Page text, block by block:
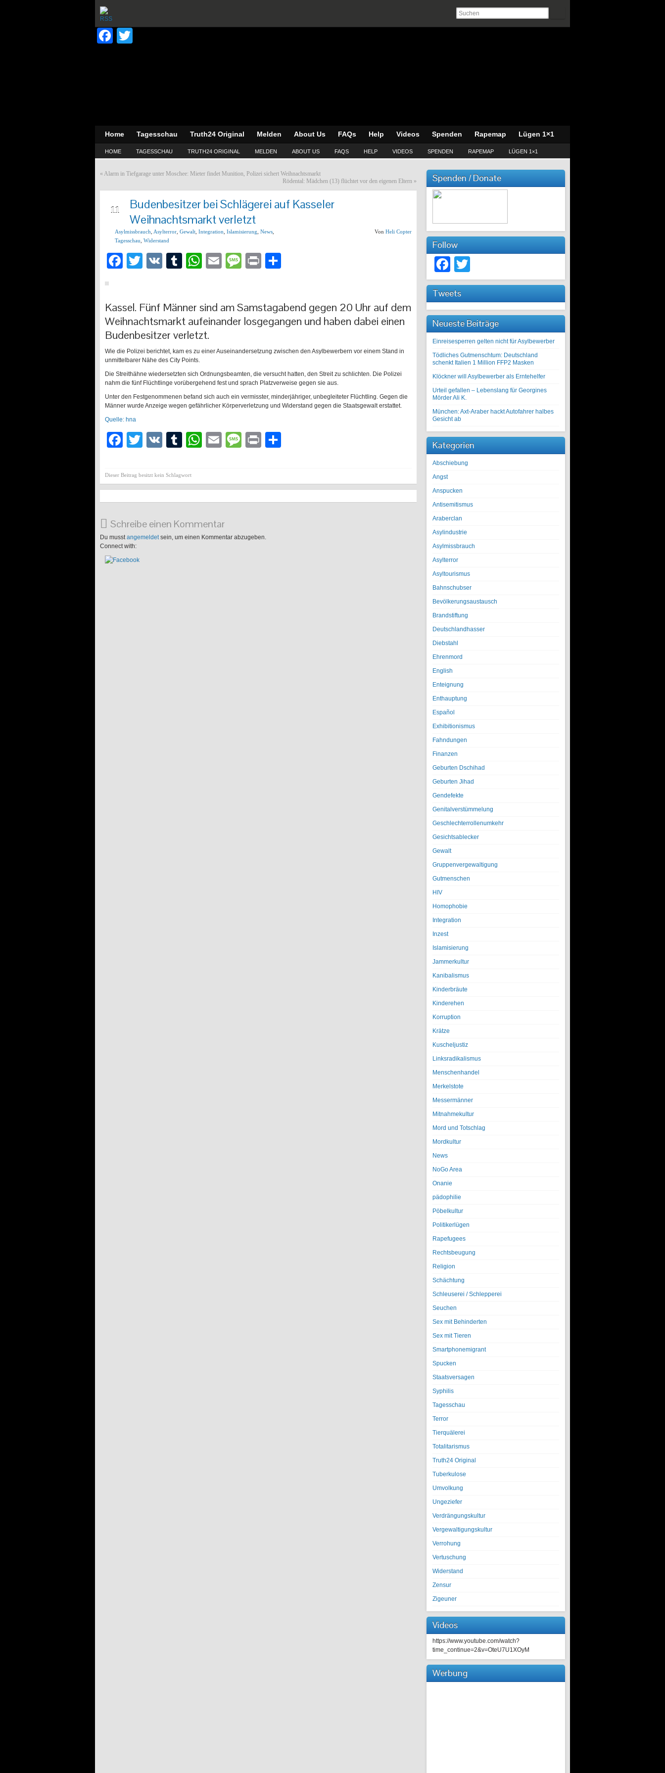
Facebook
Home Tagesschau Truth24 Original Melden About Us FAQs Help Videos Spenden Rapemap Lügen 1×1
HOME TAGESSCHAU TRUTH24 ORIGINAL MELDEN ABOUT US FAQS HELP VIDEOS SPENDEN RAPEMAP LÜGEN 1×1
« Alarm in Tiefgarage unter Moschee: Mieter findet Munition, Polizei sichert Weihnachtsmarkt
Rödental: Mädchen (13) flüchtet vor den eigenen Eltern »
11
Budenbesitzer bei Schlägerei auf Kasseler
Weihnachtsmarkt verletzt
Asylmissbrauch Asylterror Gewalt Integration Islamisierung News
Tagesschau Widerstand
Von Heli Copter
Facebook
Twitter
VK Tumblr
WhatsApp
EmailMessage
Print
Kassel. Fünf Männer sind am Samstagabend gegen 20 Uhr auf dem
Weihnachtsmarkt aufeinander losgegangen und haben dabei einen
Budenbesitzer verletzt.
Wie die Polizei berichtet, kam es zu einer Auseinandersetzung zwischen den Asylbewerbern vor einem Stand in
unmittelbarer Nähe des City Points.
Die Streithähne wiedersetzten sich Ordnungsbeamten, die versucht hatten, den Streit zu schlichten. Die Polizei
nahm die fünf Flüchtlinge vorübergehend fest und sprach Platzverweise gegen sie aus.
Unter den Festgenommenen befand sich auch ein vermisster, minderjähriger, unbegleiteter Flüchtling. Gegen die
Männer wurde Anzeige wegen gefährlicher Körperverletzung und Widerstand gegen die Staatsgewalt erstattet.
Quelle: hna
Facebook
Twitter
VK Tumblr
WhatsApp
EmailMessage
Print
Dieser Beitrag besitzt kein Schlagwort
Schreibe einen Kommentar
Du musstangemeldetsein, um einen Kommentar abzugeben.
Connect with:
Spenden / Donate
Follow
Facebook
Tweets
Neueste Beiträge
Einreisesperren gelten nicht für Asylbewerber
Tödliches Gutmenschtum: Deutschland
schenkt Italien 1 Million FFP2 Masken
Klöckner will Asylbewerber als Erntehelfer
Urteil gefallen – Lebenslang für Georgines
Mörder Ali K.
München: Axt-Araber hackt Autofahrer halbes
Gesicht ab
Kategorien
Abschiebung
Angst
Anspucken
Antisemitismus
Araberclan
Asylindustrie
Asylmissbrauch
Asylterror
Asyltourismus
Bahnschubser
Bevölkerungsaustausch
Brandstiftung
Deutschlandhasser
Diebstahl
Ehrenmord
English
Enteignung
Enthauptung
Español
Exhibitionismus
Fahndungen
Finanzen
Geburten Dschihad
Geburten Jihad
Gendefekte
Genitalverstümmelung
Geschlechterrollenumkehr
Gesichtsablecker
Gewalt
Gruppenvergewaltigung
Gutmenschen
HIV
Homophobie
Integration
Inzest
Islamisierung
Jammerkultur
Kanibalismus
Kinderbräute
Kinderehen
Korruption
Krätze
Kuscheljustiz
Linksradikalismus
Menschenhandel
Merkelstote
Messermänner
Mitnahmekultur
Mord und Totschlag
Mordkultur
News
NoGo Area
Onanie
pädophilie
Pöbelkultur
Politikerlügen
Rapefugees
Rechtsbeugung
Religion
Schächtung
Schleuserei / Schlepperei
Seuchen
Sex mit Behinderten
Sex mit Tieren
Smartphonemigrant
Spucken
Staatsversagen
Syphilis
Tagesschau
Terror
Tierquälerei
Totalitarismus
Truth24 Original
Tuberkulose
Umvolkung
Ungeziefer
Verdrängungskultur
Vergewaltigungskultur
Verrohung
Vertuschung
Widerstand
Zensur
Zigeuner
Videos
https://www.youtube.com/watch?
time_continue=2&v=OteU7U1XOyM
Werbung